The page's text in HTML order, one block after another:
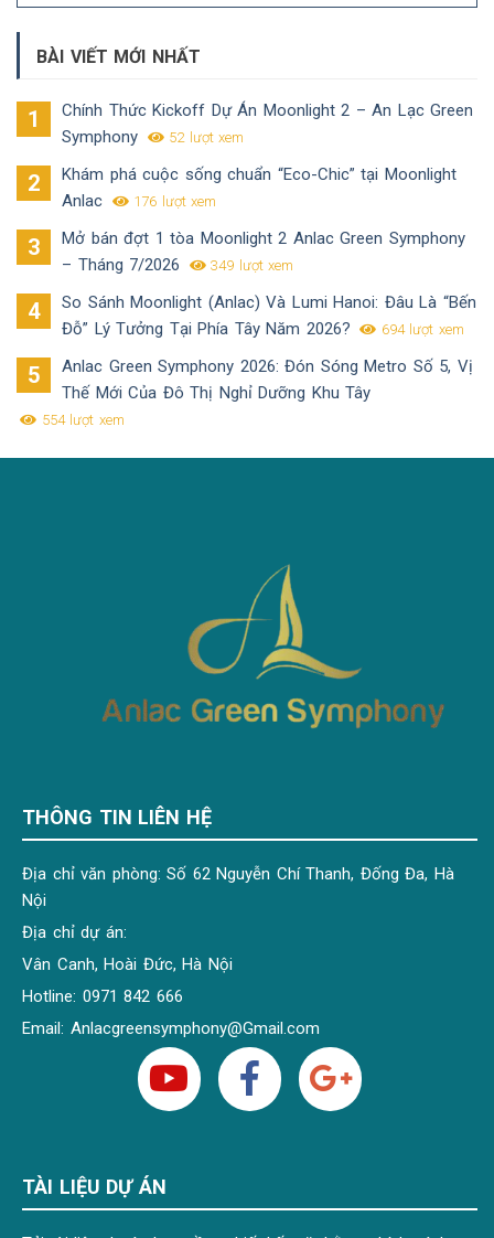
BÀI VIẾT MỚI NHẤT
Chính Thức Kickoff Dự Án Moonlight 2 – An Lạc Green
Symphony
52 lượt xem
Khám phá cuộc sống chuẩn “Eco-Chic” tại Moonlight
Anlac
176 lượt xem
Mở bán đợt 1 tòa Moonlight 2 Anlac Green Symphony
– Tháng 7/2026
349 lượt xem
So Sánh Moonlight (Anlac) Và Lumi Hanoi: Đâu Là “Bến
Đỗ” Lý Tưởng Tại Phía Tây Năm 2026?
694 lượt xem
Anlac Green Symphony 2026: Đón Sóng Metro Số 5, Vị
Thế Mới Của Đô Thị Nghỉ Dưỡng Khu Tây
554 lượt xem
THÔNG TIN LIÊN HỆ
Địa chỉ văn phòng: Số 62 Nguyễn Chí Thanh, Đống Đa, Hà
Nội
Địa chỉ dự án:
Vân Canh, Hoài Đức, Hà Nội
Hotline: 0971 842 666
Email: Anlacgreensymphony@Gmail.com
TÀI LIỆU DỰ ÁN